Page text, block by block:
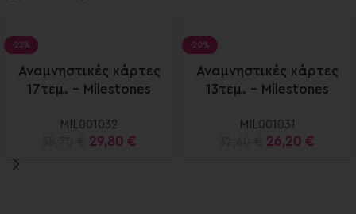
-23%
Αναμνηστικές κάρτες
17τεμ. – Milestones
MIL001032
29,80 €
-20%
Αναμνηστικές κάρτες
13τεμ. – Milestones
MIL001031
26,20 €